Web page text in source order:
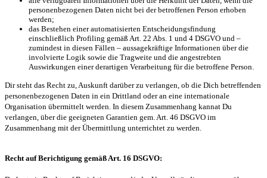
personenbezogenen Daten nicht bei der betroffenen Person erhoben
werden;
das Bestehen einer automatisierten Entscheidungsfindung
einschließlich Profiling gemäß Art. 22 Abs. 1 und 4 DSGVO und –
zumindest in diesen Fällen – aussagekräftige Informationen über die
involvierte Logik sowie die Tragweite und die angestrebten
Auswirkungen einer derartigen Verarbeitung für die betroffene Person.
Dir steht das Recht zu, Auskunft darüber zu verlangen, ob die Dich betreffenden
personenbezogenen Daten in ein Drittland oder an eine internationale
Organisation übermittelt werden. In diesem Zusammenhang kannat Du
verlangen, über die geeigneten Garantien gem. Art. 46 DSGVO im
Zusammenhang mit der Übermittlung unterrichtet zu werden.
Recht auf Berichtigung gemäß Art. 16 DSGVO: